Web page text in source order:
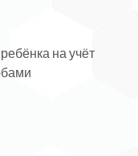
на учёт